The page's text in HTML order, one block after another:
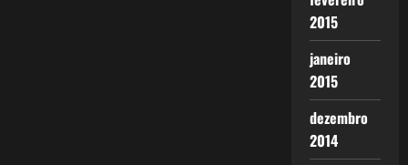
2015
janeiro
2015
dezembro
2014